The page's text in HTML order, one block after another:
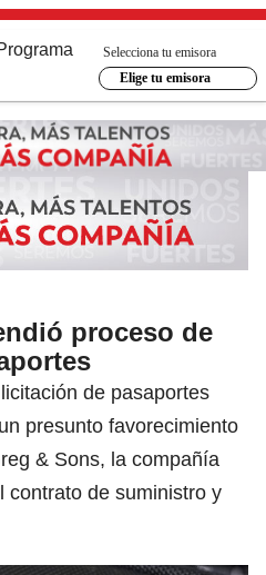
Selecciona tu emisora
Elige tu emisora
proceso de
de pasaportes
presunto favorecimiento
& Sons, la compañía
contrato de suministro y